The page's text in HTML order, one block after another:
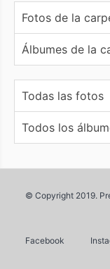
Fotos de la
Álbumes de la
Todas las fotos
Todos los
© Copyright 2019.
Facebook